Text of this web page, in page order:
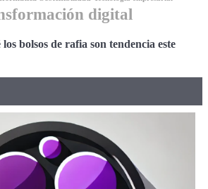
digital
bolsos de rafia son tendencia este